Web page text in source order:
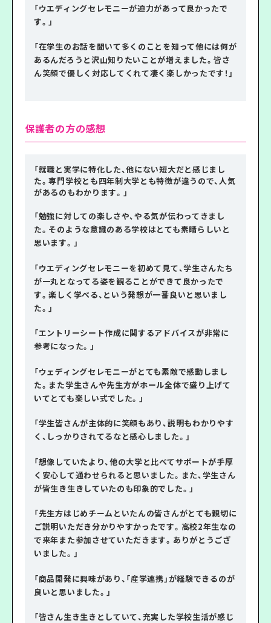
「ウエディングセレモニーが迫力があって良かったで
す。」
「在学生のお話を聞いて多くのことを知って他には何が
あるんだろうと沢山知りたいことが増えました。皆さ
ん笑顔で優しく対応してくれて凄く楽しかったです！」
保護者の方の感想
「就職と実学に特化した、他にない短大だと感じまし
た。専門学校とも四年制大学とも特徴が違うので、人気
があるのもわかります。」
「勉強に対しての楽しさや、やる気が伝わってきまし
た。そのような意識のある学校はとても素晴らしいと
思います。」
「ウエディングセレモニーを初めて見て、学生さんたち
が一丸となってる姿を観ることができて良かったで
す。楽しく学べる、という発想が一番良いと思いまし
た。」
「エントリーシート作成に関するアドバイスが非常に
参考になった。」
「ウェディングセレモニーがとても素敵で感動しまし
た。また学生さんや先生方がホール全体で盛り上げて
いてとても楽しい式でした。」
「学生皆さんが主体的に笑顔もあり、説明もわかりやす
く、しっかりされてるなと感心しました。」
「想像していたより、他の大学と比べてサポートが手厚
く安心して通わせられると思いました。また、学生さん
が皆生き生きしていたのも印象的でした。」
「先生方はじめチームといたんの皆さんがとても親切に
ご説明いただき分かりやすかったです。高校2年生なの
で来年また参加させていただきます。ありがとうござ
いました。」
「商品開発に興味があり、「産学連携」が経験できるのが
良いと思いました。」
「皆さん生き生きとしていて、充実した学校生活が感じ